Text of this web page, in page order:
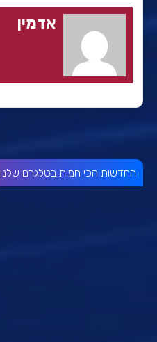
אדמין
החדשות הכי חמות בטלגרם שלנו